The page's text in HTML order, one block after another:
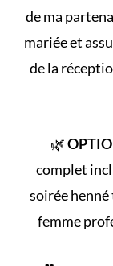
de ma
mariée et
de la
🌿
complet
soirée henné
femme